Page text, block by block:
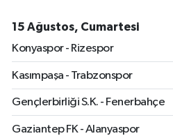
15 Ağustos, Cumartesi
Konyaspor - Rizespor
Kasımpaşa - Trabzonspor
Gençlerbirliği S.K. - Fenerbahçe
Gaziantep FK - Alanyaspor